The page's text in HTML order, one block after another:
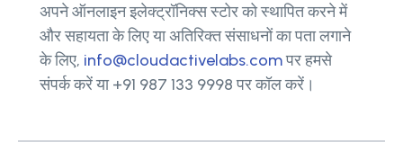
अपने ऑनलाइन इलेक्ट्रॉनिक्स स्टोर को स्थापित करने में
और सहायता के लिए या अतिरिक्त संसाधनों का पता लगाने
के लिए, info@cloudactivelabs.comपर हमसे
संपर्क करें या +91 987 133 9998 पर कॉल करें।